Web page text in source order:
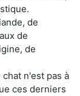
de
de
de
n'est pas à
ces derniers